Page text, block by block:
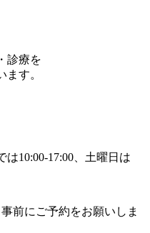
診療を
す。
前にご予約をお願いしま